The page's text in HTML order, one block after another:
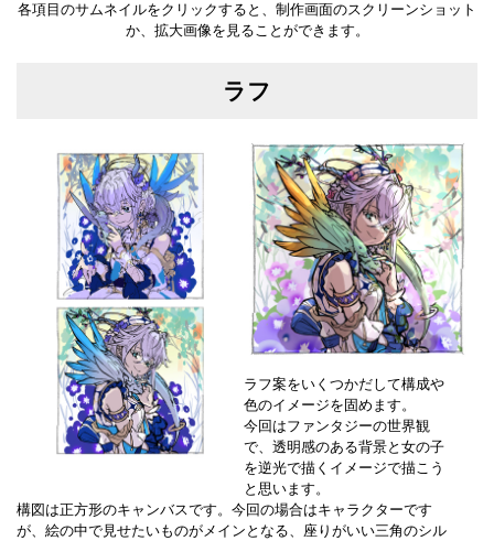
各項目のサムネイルをクリックすると、制作画面のスクリーンショット
か、拡大画像を見ることができます。
ラフ
ラフ案をいくつかだして構成や
色のイメージを固めます。
今回はファンタジーの世界観
で、透明感のある背景と女の子
を逆光で描くイメージで描こう
と思います。
構図は正方形のキャンバスです。今回の場合はキャラクターです
が、絵の中で見せたいものがメインとなる、座りがいい三角のシル